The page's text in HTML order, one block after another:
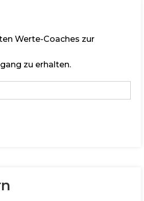
Werte-Coaches zur
zu erhalten.